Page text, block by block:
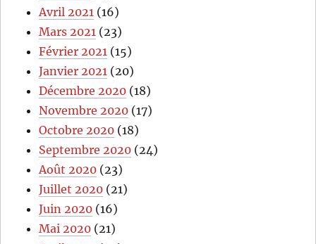
Avril 2021 (16)
Mars 2021 (23)
Février 2021 (15)
Janvier 2021 (20)
Décembre 2020 (18)
Novembre 2020 (17)
Octobre 2020 (18)
Septembre 2020 (24)
Août 2020 (23)
Juillet 2020 (21)
Juin 2020 (16)
Mai 2020 (21)